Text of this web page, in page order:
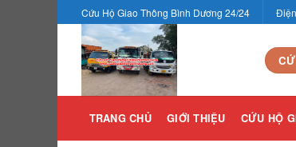
Skip
to
content
Cứu Hộ Giao Thông Bình Dương 24/24
TRANG CHỦ GIỚI THIỆU CỨU HỘ